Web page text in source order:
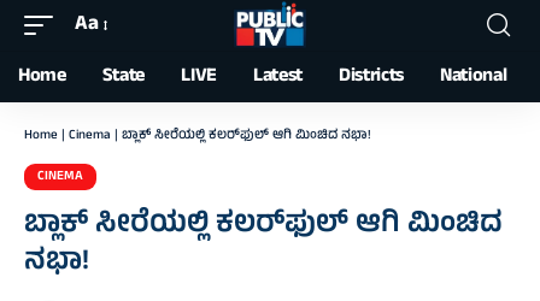
Font
Resizer
Aa
Home State LIVE Latest Districts National
Home | Cinema | ಬ್ಲಾಕ್‌ ಸೀರೆಯಲ್ಲಿ ಕಲರ್‌ಫುಲ್‌ ಆಗಿ ಮಿಂಚಿದ ನಭಾ!
CINEMA
ಬ್ಲಾಕ್‌ ಸೀರೆಯಲ್ಲಿ ಕಲರ್‌ಫುಲ್‌ ಆಗಿ ಮಿಂಚಿದ
ನಭಾ!